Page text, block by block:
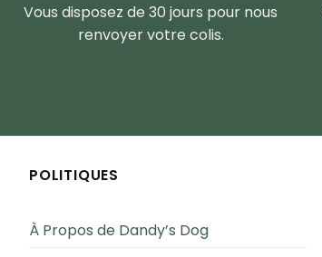
Vous disposez de 30 jours pour nous
renvoyer votre colis.
POLITIQUES
À Propos de Dandy’s Dog